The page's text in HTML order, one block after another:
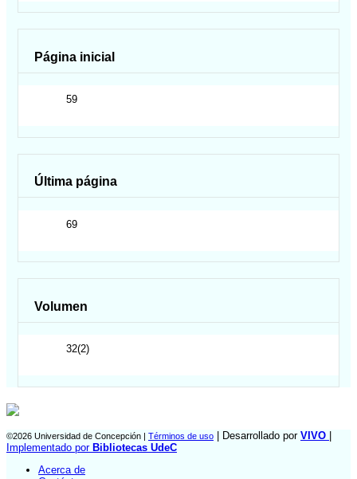
Página inicial
59
Última página
69
Volumen
32(2)
©2026 Universidad de Concepción | Términos de uso | Desarrollado por VIVO
Implementado por Bibliotecas UdeC
Acerca de